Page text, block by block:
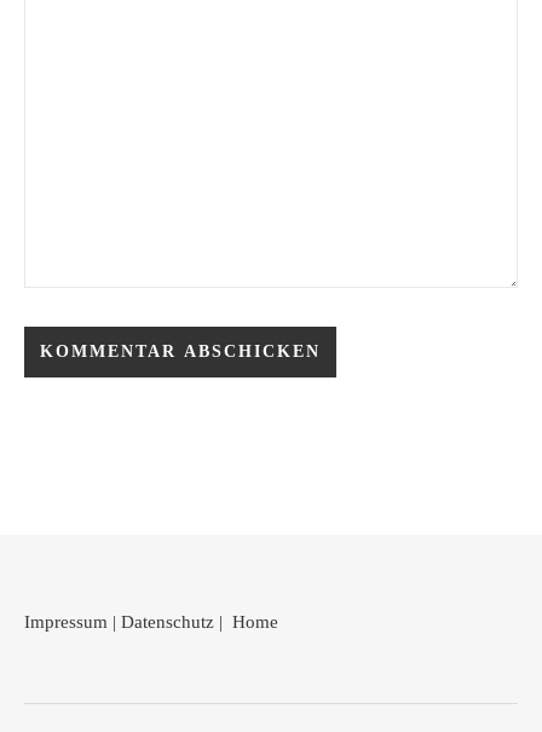
Impressum | Datenschutz | Home